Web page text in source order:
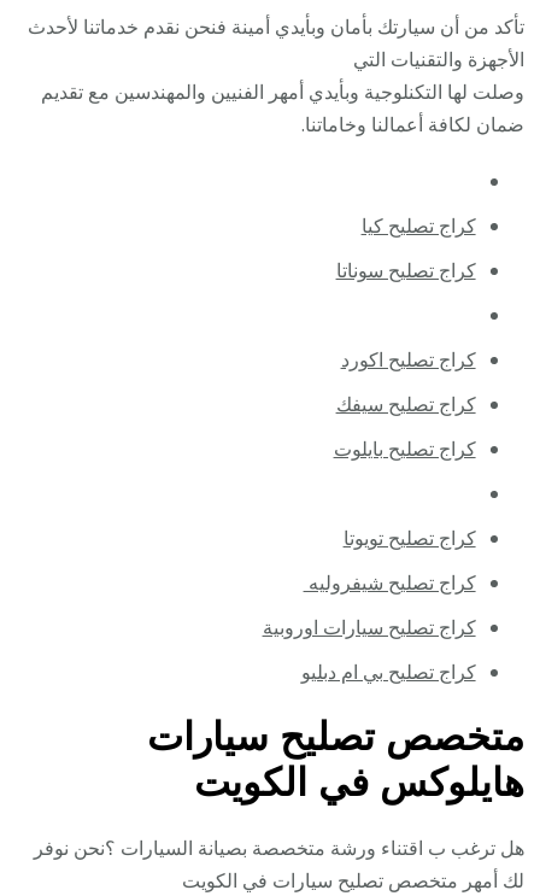
تأكد من أن سيارتك بأمان وبأيدي أمينة فنحن نقدم خدماتنا لأحدث
الأجهزة والتقنيات التي
وصلت لها التكنلوجية وبأيدي أمهر الفنيين والمهندسين مع تقديم
ضمان لكافة أعمالنا وخاماتنا.
كراج تصليح كيا
كراج تصليح سوناتا
كراج تصليح اكورد
كراج تصليح سيفك
كراج تصليح بايلوت
كراج تصليح تويوتا
كراج تصليح شيفروليه
كراج تصليح سيارات اوروبية
كراج تصليح بي ام دبليو
متخصص تصليح سيارات
هايلوكس في الكويت
هل ترغب ب اقتناء ورشة متخصصة بصيانة السيارات ؟نحن نوفر
لك أمهر متخصص تصليح سيارات في الكويت